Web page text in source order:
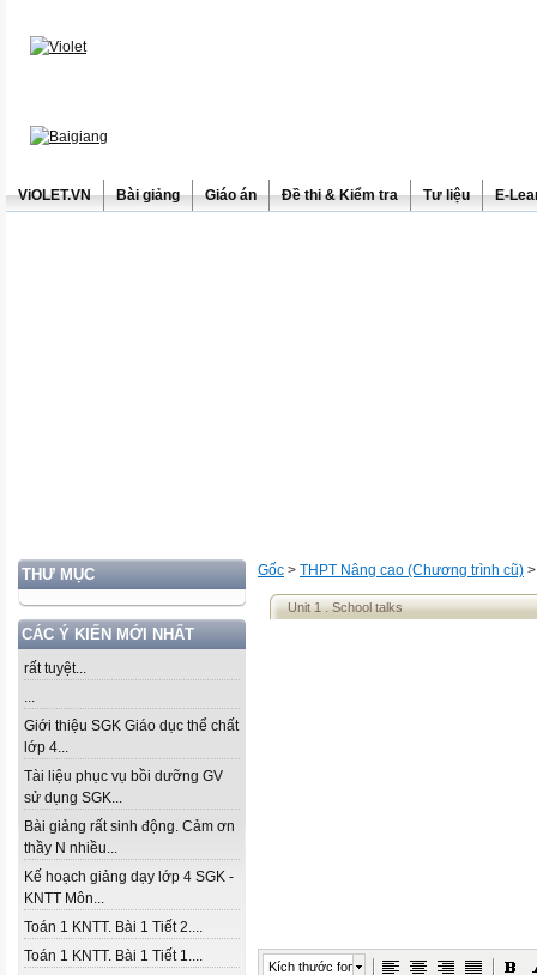
ViOLET.VN Bài giảng Giáo án Đề thi & Kiểm tra Tư liệu E-
THƯ MỤC
CÁC Ý KIẾN MỚI NHẤT
rất tuyệt...
...
Giới thiệu SGK Giáo dục thể chất
lớp 4...
Tài liệu phục vụ bồi dưỡng GV
sử dụng SGK...
Bài giảng rất sinh động. Cảm ơn
thầy N nhiều...
Kế hoạch giảng dạy lớp 4 SGK -
KNTT Môn...
Toán 1 KNTT. Bài 1 Tiết 2....
Toán 1 KNTT. Bài 1 Tiết 1....
Gốc > THPT Nâng cao (Chương trình cũ)
Unit 1 . School talks
Kích thước font